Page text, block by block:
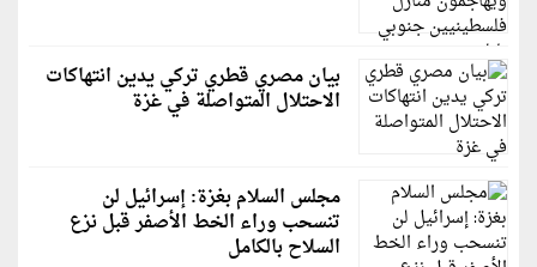
بيان مصري قطري تركي يدين انتهاكات
الاحتلال المتواصلة في غزة
مجلس السلام بغزة: إسرائيل لن
تنسحب وراء الخط الأصفر قبل نزع
السلاح بالكامل